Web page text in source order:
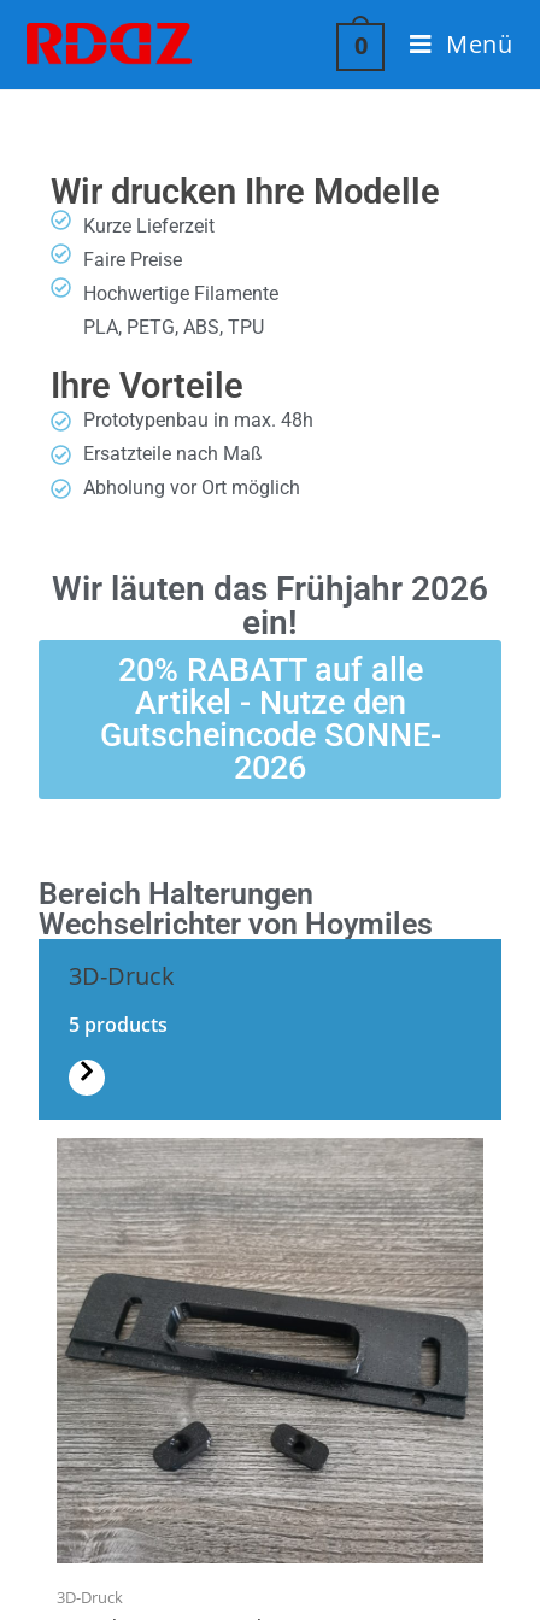
0 Menü
Wir drucken Ihre Modelle
Kurze Lieferzeit
Faire Preise
Hochwertige Filamente
PLA, PETG, ABS, TPU
Ihre Vorteile
Prototypenbau in max. 48h
Ersatzteile nach Maß
Abholung vor Ort möglich
Wir läuten das Frühjahr 2026
ein!
20% RABATT auf alle
Artikel - Nutze den
Gutscheincode SONNE-
2026
Bereich Halterungen
Wechselrichter von Hoymiles
3D-Druck
5 products
3D-Druck